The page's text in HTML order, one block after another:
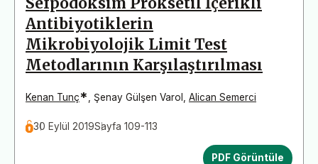
Antibiyotiklerin
Mikrobiyolojik Limit Test
Metodlarının Karşılaştırılması
Kenan Tunç* Şenay Gülşen Varol Alican Semerci
30 Eylül 2019Sayfa 109-113
PDF Görüntüle